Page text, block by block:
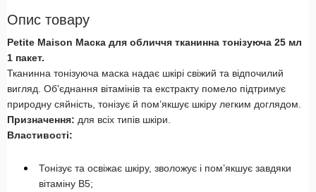
Опис товару
Petite Maison Маска для обличчя тканинна тонізуюча 25 мл
1 пакет.
Тканинна тонізуюча маска надає шкірі свіжий та відпочилий
вигляд. Об'єднання вітамінів та екстракту помело підтримує
природну сяйність, тонізує й пом’якшує шкіру легким доглядом.
Призначення: для всіх типів шкіри.
Властивості:
Тонізує та освіжає шкіру, зволожує і пом’якшує завдяки
вітаміну B5;